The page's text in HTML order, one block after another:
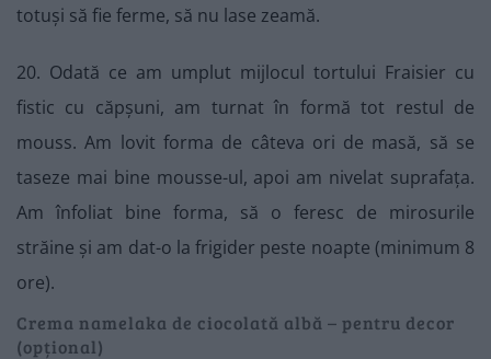
totuși să fie ferme, să nu lase zeamă.
20. Odată ce am umplut mijlocul tortului Fraisier cu
fistic cu căpșuni, am turnat în formă tot restul de
mouss. Am lovit forma de câteva ori de masă, să se
taseze mai bine mousse-ul, apoi am nivelat suprafața.
Am înfoliat bine forma, să o feresc de mirosurile
străine și am dat-o la frigider peste noapte (minimum 8
ore).
Crema namelaka de ciocolată albă – pentru decor
(opțional)